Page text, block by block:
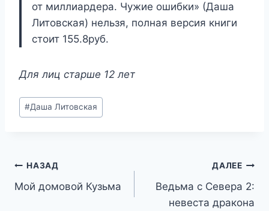
от миллиардера. Чужие ошибки» (Даша
Литовская) нельзя, полная версия книги
стоит 155.8руб.
Для лиц старше 12 лет
Метки
записи:
#Даша Литовская
Навигация
по
НАЗАД
Мой домовой Кузьма
ДАЛЕЕ
Ведьма с Севера 2:
невеста дракона